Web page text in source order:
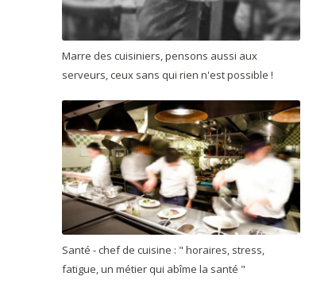
Marre des cuisiniers, pensons aussi aux
serveurs, ceux sans qui rien n'est possible !
Santé - chef de cuisine : " horaires, stress,
fatigue, un métier qui abîme la santé "